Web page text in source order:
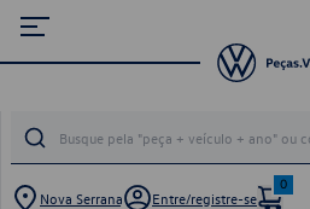
Nova Serrana Entre/registre-se
0